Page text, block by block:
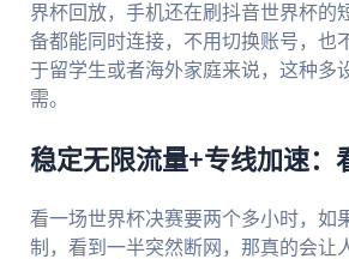
界杯回放，手机还在刷抖音世界杯的
备都能同时连接，不用切换账号，也
于留学生或者海外家庭来说，这种多
需。
稳定无限流量+专线加速：
看一场世界杯决赛要两个多小时，如
制，看到一半突然断网，那真的会让